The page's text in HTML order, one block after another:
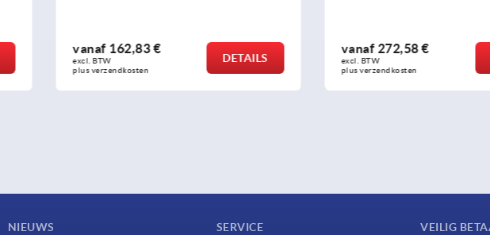
vanaf 162,83 €
excl. BTW
plus verzendkosten
DETAILS
vanaf 272,58 €
excl. BTW
plus verzendkosten
NIEUWS SERVICE VEILIG